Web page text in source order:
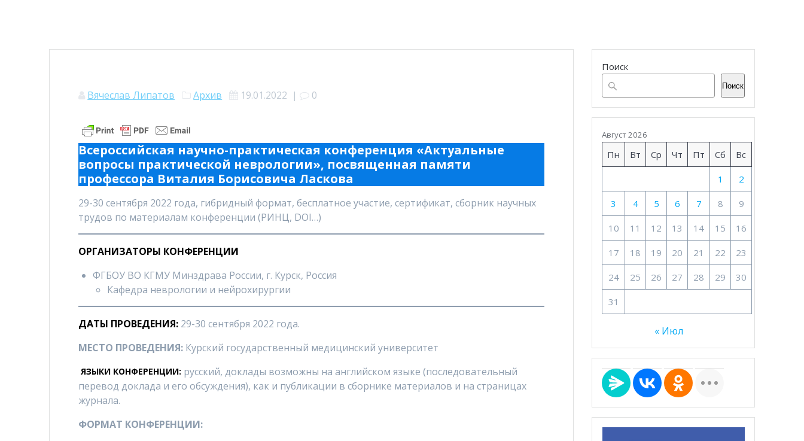
Вячеслав Липатов Архив 19.01.2022 | 0
Всероссийская научно-практическая конференция «Актуальные
вопросы практической неврологии», посвященная памяти
профессора Виталия Борисовича Ласкова
29-30 сентября 2022 года, гибридный формат, бесплатное участие, сертификат, сборник научных
трудов по материалам конференции (РИНЦ, DOI…)
ОРГАНИЗАТОРЫ КОНФЕРЕНЦИИ
ФГБОУ ВО КГМУ Минздрава России, г. Курск, Россия
Кафедра неврологии и нейрохирургии
ДАТЫ ПРОВЕДЕНИЯ: 29-30 сентября 2022 года.
МЕСТО ПРОВЕДЕНИЯ: Курский государственный медицинский университет
ЯЗЫКИ КОНФЕРЕНЦИИ: русский, доклады возможны на английском языке (последовательный
перевод доклада и его обсуждения), как и публикации в сборнике материалов и на страницах
журнала.
ФОРМАТ КОНФЕРЕНЦИИ:
Поиск
Поиск
Август 2026
Пн Вт Ср Чт Пт Сб Вс
1 2
3 4 5 6 7 8 9
10 11 12 13 14 15 16
17 18 19 20 21 22 23
24 25 26 27 28 29 30
31
« Июл